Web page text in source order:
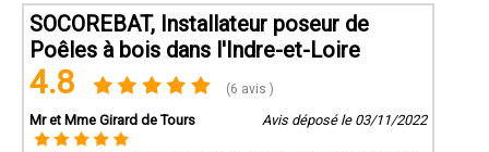
SOCOREBAT, Installateur poseur de
Poêles à bois dans l'Indre-et-Loire
4.8 (6 avis )
Mr et Mme Girard de Tours Avis déposé le 03/11/2022